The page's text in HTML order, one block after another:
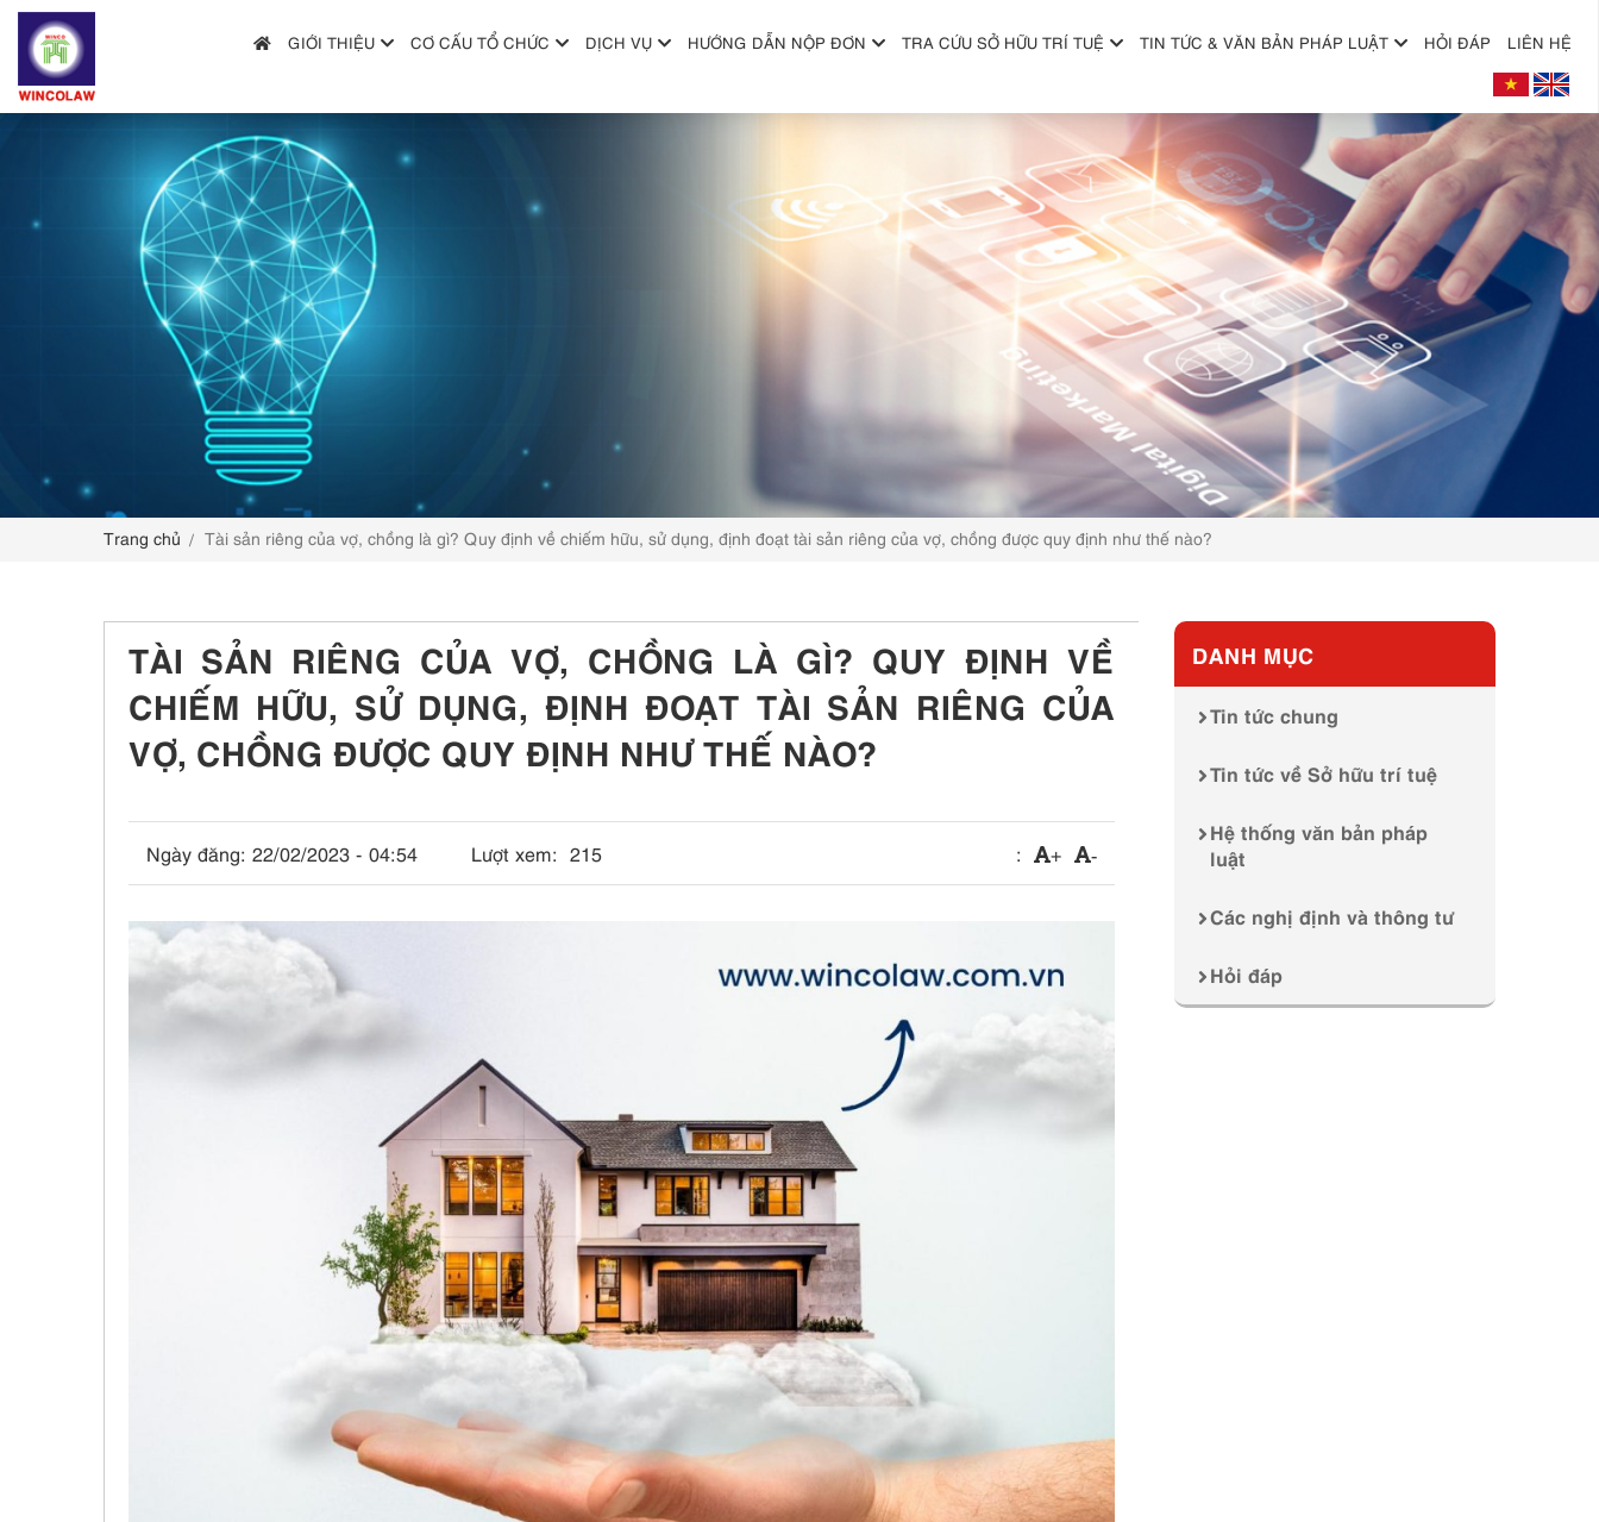
+
CƠ CẤU TỔ CHỨC +
+
HƯỚNG DẪN NỘP ĐƠN
TRA CỨU SỞ HỮU TRÍ TUỆ
TIN TỨC & VĂN BẢN PHÁP LUẬT
HỎI ĐÁP
GIỚI THIỆU CƠ CẤU TỔ CHỨC DỊCH VỤ HƯỚNG DẪN NỘP ĐƠN TRA CỨU SỞ HỮU TRÍ TUỆ TIN TỨC & VĂN BẢN PHÁP LUẬT HỎI ĐÁP LIÊN HỆ
Trang chủ Tài sản riêng của vợ, chồng là gì? Quy định về chiếm hữu, sử dụng, định đoạt tài sản riêng của vợ, chồng được quy định như thế nào?
TÀI SẢN RIÊNG CỦA VỢ, CHỒNG LÀ GÌ? QUY ĐỊNH VỀ
CHIẾM HỮU, SỬ DỤNG, ĐỊNH ĐOẠT TÀI SẢN RIÊNG CỦA
VỢ, CHỒNG ĐƯỢC QUY ĐỊNH NHƯ THẾ NÀO?
Ngày đăng: 22/02/2023 - 04:54 Lượt xem: 215 : + -
DANH MỤC
Tin tức chung
Tin tức về Sở hữu trí tuệ
Hệ thống văn bản pháp
luật
Các nghị định và thông tư
Hỏi đáp